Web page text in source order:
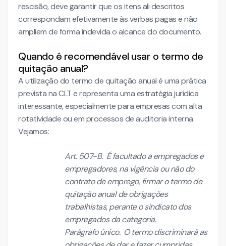
rescisão, deve garantir que os itens ali descritos
correspondam efetivamente às verbas pagas e não
ampliem de forma indevida o alcance do documento.
Quando é recomendável usar o termo de
quitação anual?
A utilização do termo de quitação anual é uma prática
prevista na CLT e representa uma estratégia jurídica
interessante, especialmente para empresas com alta
rotatividade ou em processos de auditoria interna.
Vejamos:
Art. 507-B. É facultado a empregados e
empregadores, na vigência ou não do
contrato de emprego, firmar o termo de
quitação anual de obrigações
trabalhistas, perante o sindicato dos
empregados da categoria.
Parágrafo único. O termo discriminará as